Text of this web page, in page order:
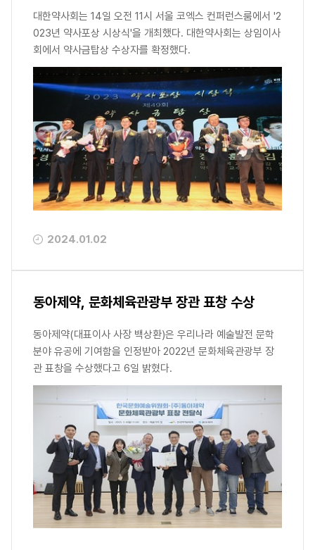
대한약사회는 14일 오전 11시 서울 코엑스 컨퍼런스룸에서 '2
023년 약사포상 시상식'을 개최했다. 대한약사회는 상임이사
회에서 약사금탑상 수상자를 확정했다.
2024.01.02
동아제약, 문화체육관광부 장관 표창 수상
동아제약(대표이사 사장 백상환)은 우리나라 예술발전 문학
분야 유공에 기여함을 인정받아 2022년 문화체육관광부 장
관 표창을 수상했다고 6일 밝혔다.